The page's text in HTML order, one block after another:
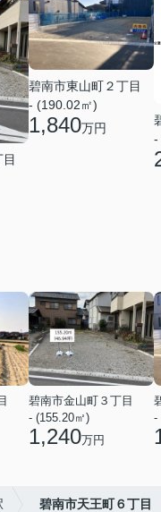
碧南市東山町２丁目
- (190.02㎡)
1,840万円
-
碧南市金山町３丁目
- (155.20㎡)
1,240万円
-
碧南市天王町６丁目